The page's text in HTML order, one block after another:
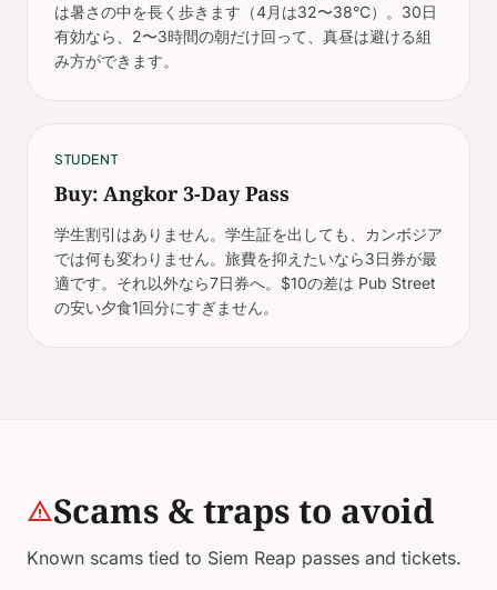
は暑さの中を長く歩きます（4月は32〜38°C）。30日
有効なら、2〜3時間の朝だけ回って、真昼は避ける組
み方ができます。
STUDENT
Buy: Angkor 3-Day Pass
学生割引はありません。学生証を出しても、カンボジア
では何も変わりません。旅費を抑えたいなら3日券が最
適です。それ以外なら7日券へ。$10の差は Pub Street
の安い夕食1回分にすぎません。
warningScams & traps to avoid
Known scams tied to Siem Reap passes and tickets.